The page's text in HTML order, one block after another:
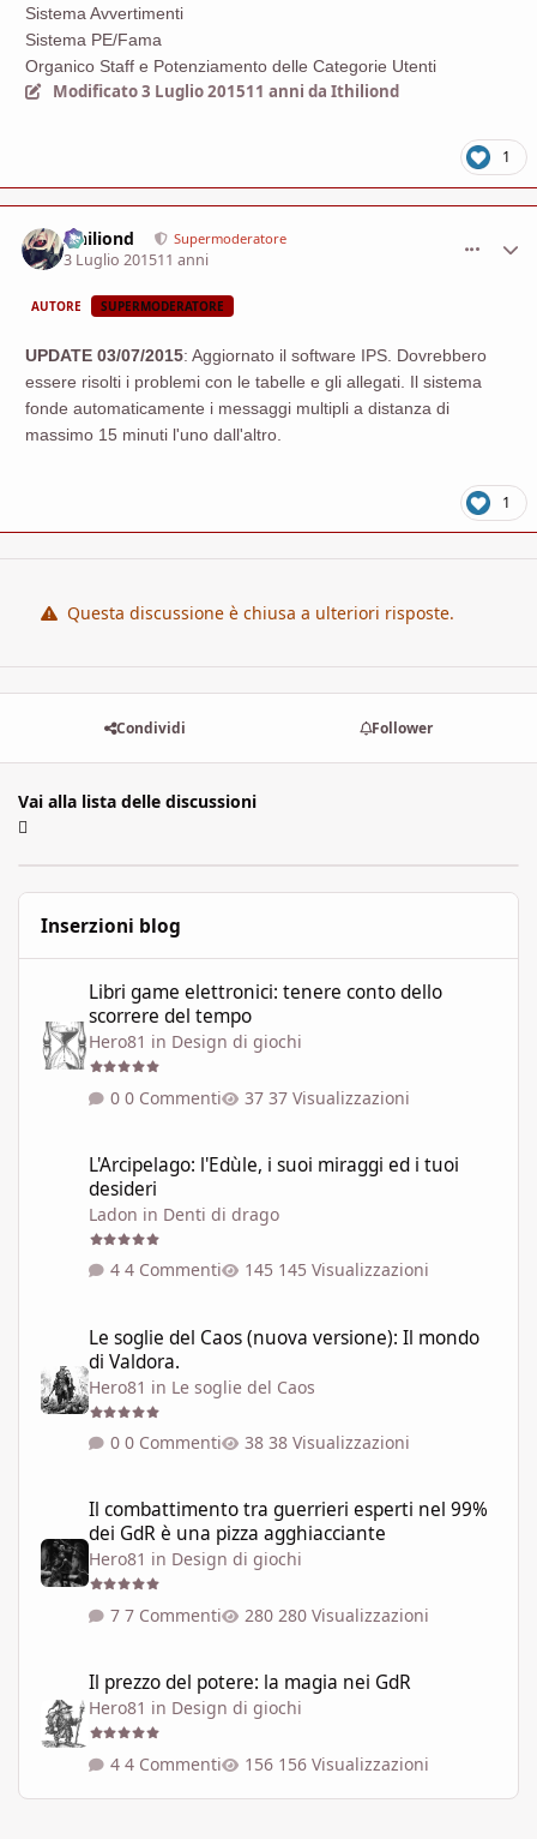
Sistema Avvertimenti
Sistema PE/Fama
Organico Staff e Potenziamento delle Categorie Utenti
Modificato3 Luglio 201511 anni da Ithiliond
1
Ithiliond Supermoderatore
3 Luglio 201511 anni
AUTORE SUPERMODERATORE
UPDATE 03/07/2015: Aggiornato il software IPS. Dovrebbero
essere risolti i problemi con le tabelle e gli allegati. Il sistema
fonde automaticamente i messaggi multipli a distanza di
massimo 15 minuti l'uno dall'altro.
1
Questa discussione è chiusa a ulteriori risposte.
Condividi Follower
Vai alla lista delle discussioni
Inserzioni blog
Libri game elettronici: tenere conto dello
scorrere del tempo
Hero81 in Design di giochi
0 Commenti 37 Visualizzazioni
L'Arcipelago: l'Edùle, i suoi miraggi ed i tuoi
desideri
Ladon in Denti di drago
4 Commenti 145 Visualizzazioni
Le soglie del Caos (nuova versione): Il mondo
di Valdora.
Hero81 in Le soglie del Caos
0 Commenti 38 Visualizzazioni
Il combattimento tra guerrieri esperti nel 99%
dei GdR è una pizza agghiacciante
Hero81 in Design di giochi
7 Commenti 280 Visualizzazioni
Il prezzo del potere: la magia nei GdR
Hero81 in Design di giochi
4 Commenti 156 Visualizzazioni